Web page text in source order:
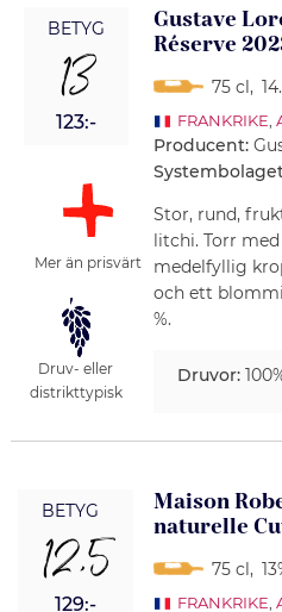
BETYG
13
123:-
Mer än prisvärt
Druv- eller
distrikttypisk
Gustave
Réserve
75 cl,
FRANKRIKE,
Producent:
Stor, rund,
litchi. Torr
medelfyllig
och ett
%.
Druvor:
BETYG
12,5
129:-
Maison
naturelle
75 cl ,
FRANKRIKE,